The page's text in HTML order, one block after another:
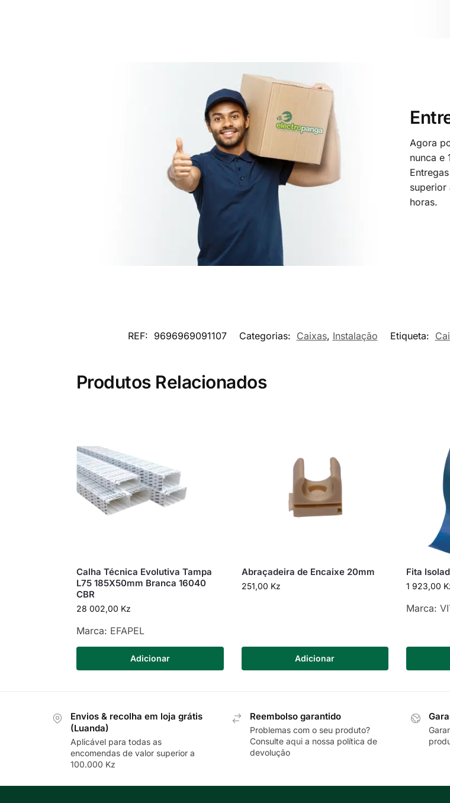
Agora
nunca e
superior
horas.
REF: 9696969091107 Categorias: Caixas, Instalação Etiqueta:
Produtos Relacionados
Calha Técnica Evolutiva Tampa
L75 185X50mm Branca 16040
CBR
28 002,00 Kz
Marca: EFAPEL
Adicionar
Abraçadeira de Encaixe 20mm
251,00 Kz
Adicionar
Fita
1 923,00
Marca:
Envios & recolha em loja grátis
(Luanda)
Aplicável para todas as
encomendas de valor superior a
100.000 Kz
Reembolso garantido
Problemas com o seu produto?
Consulte aquia nossa política de
devolução